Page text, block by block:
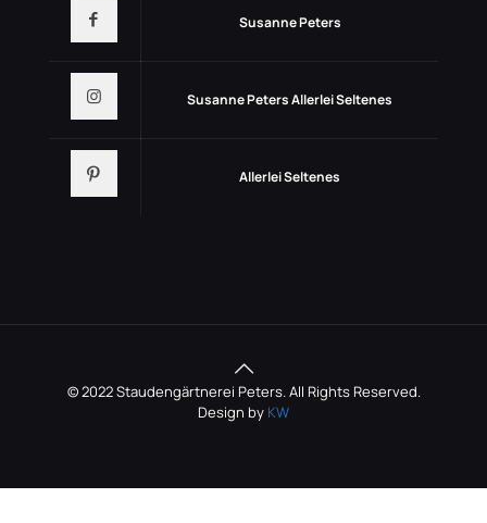
Susanne Peters
Susanne Peters Allerlei Seltenes
Allerlei Seltenes
© 2022 Staudengärtnerei Peters. All Rights Reserved.
Design by KW